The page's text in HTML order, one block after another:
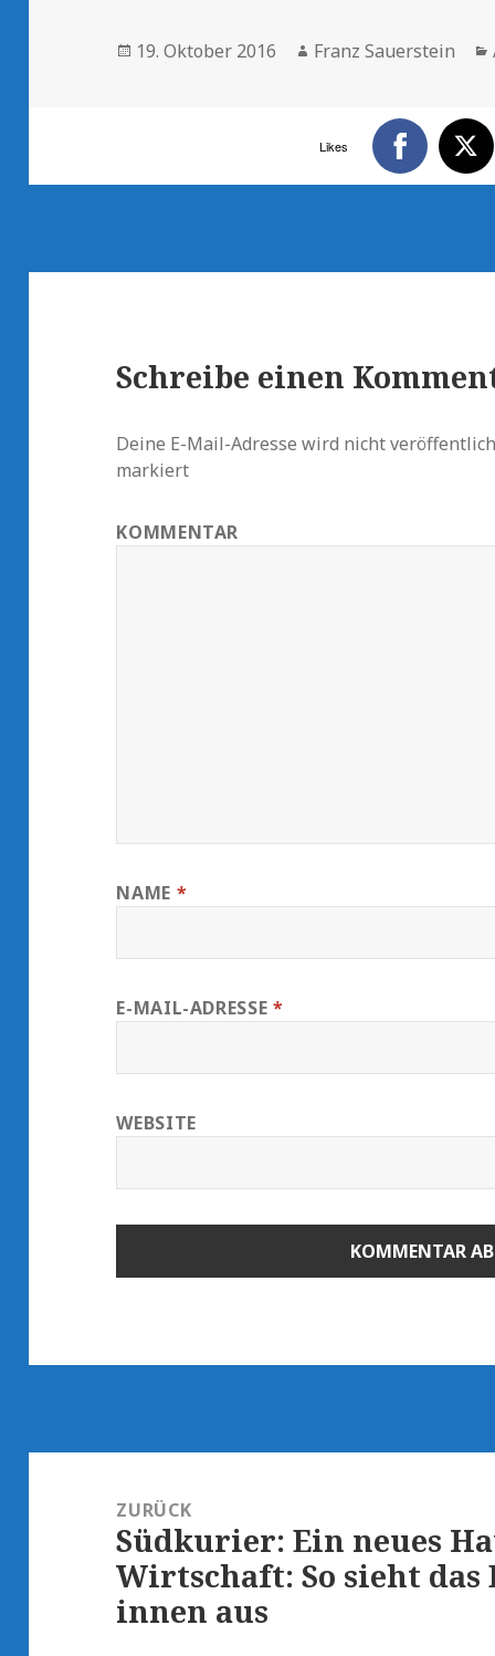
Veröffentlicht
19. Oktober 2016 Autor
Franz Sauerstein
Likes
Schreibe einen
Deine E-Mail-Adresse wird nicht
markiert
KOMMENTAR
NAME *
E-MAIL-ADRESSE *
WEBSITE
ZURÜCK
Vorheriger
Beitrag:
Südkurier: Ein neues
Wirtschaft: So sieht das
innen aus